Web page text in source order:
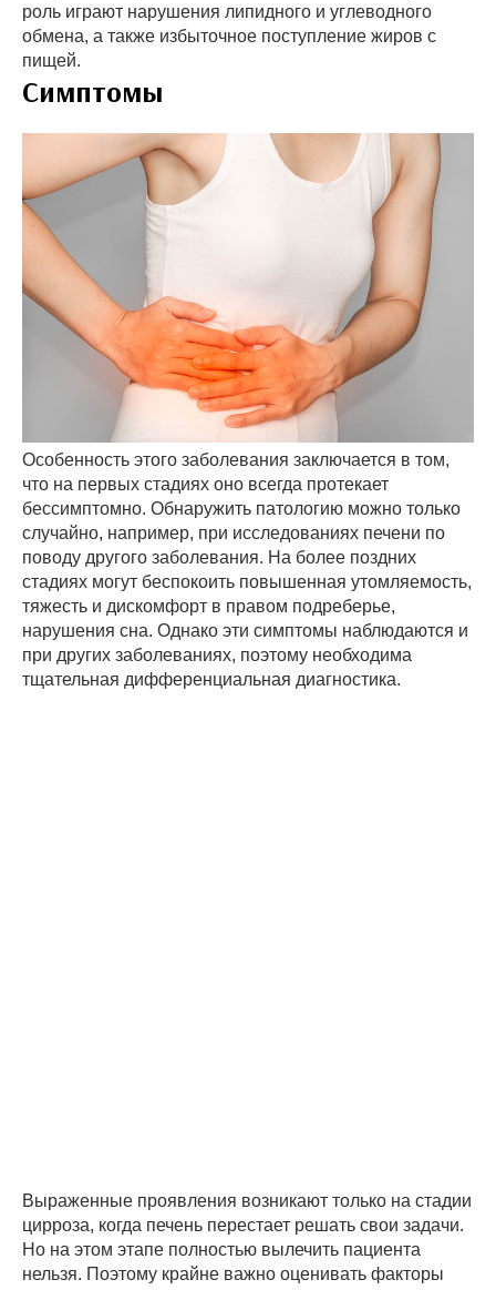
роль играют нарушения липидного и углеводного
обмена, а также избыточное поступление жиров с
пищей.
Симптомы
Особенность этого заболевания заключается в том,
что на первых стадиях оно всегда протекает
бессимптомно. Обнаружить патологию можно только
случайно, например, при исследованиях печени по
поводу другого заболевания. На более поздних
стадиях могут беспокоить повышенная утомляемость,
тяжесть и дискомфорт в правом подреберье,
нарушения сна. Однако эти симптомы наблюдаются и
при других заболеваниях, поэтому необходима
тщательная дифференциальная диагностика.
Выраженные проявления возникают только на стадии
цирроза, когда печень перестает решать свои задачи.
Но на этом этапе полностью вылечить пациента
нельзя. Поэтому крайне важно оценивать факторы